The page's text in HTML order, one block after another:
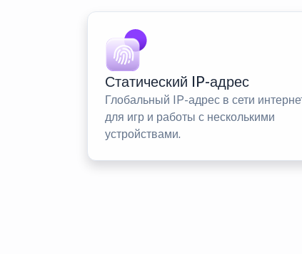
Статический IP-адрес
Глобальный IP-адрес в сети
для игр и работы с несколькими
устройствами.